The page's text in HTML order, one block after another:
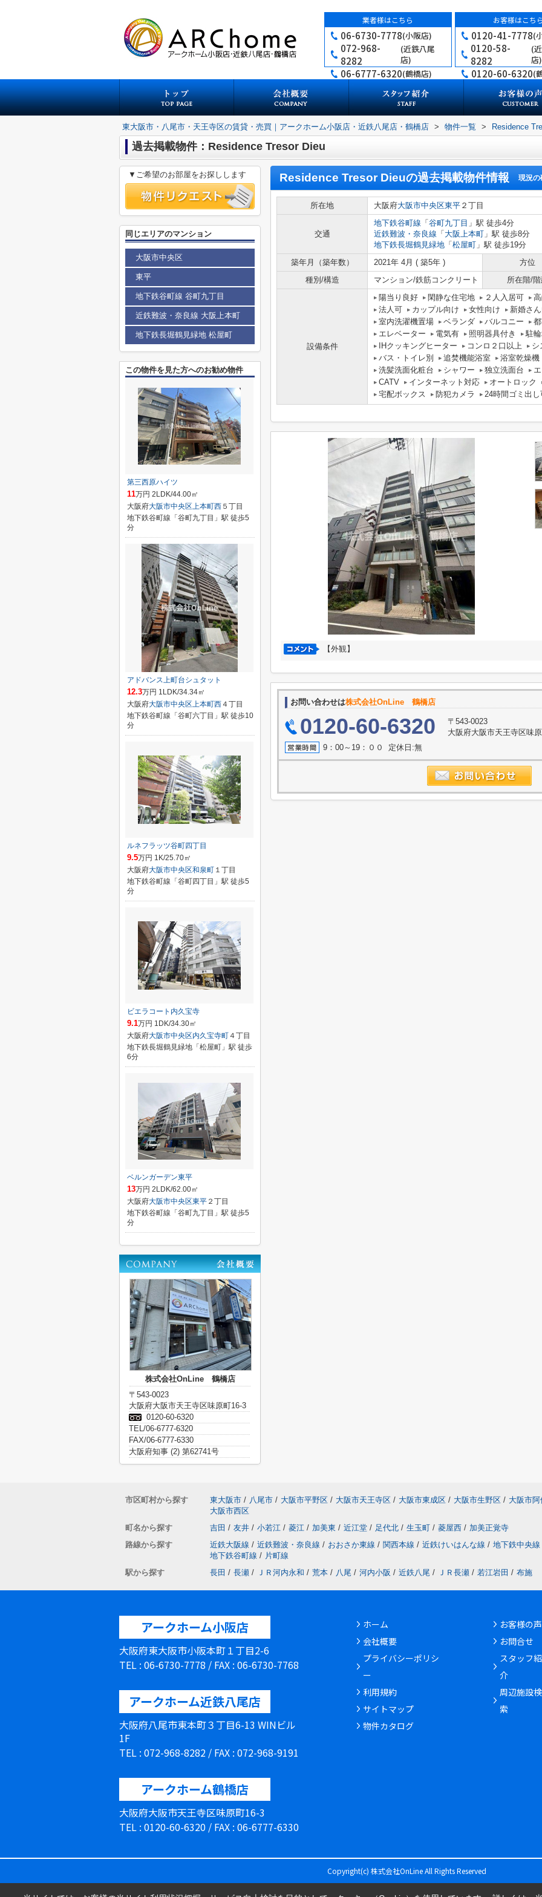
業者様はこちら
06-6730-7778(小阪店)
072-968-
8282
(近鉄八尾
店)
06-6777-6320(鶴橋店)
お客様はこち
0120-41-7778(
0120-58-
8282
(
店)
0120-60-6320(
東大阪市・八尾市・天王寺区の賃貸・売買｜アークホーム小阪店・近鉄八尾店・鶴橋店 > 物件一覧 > Residence
過去掲載物件：Residence Tresor Dieu
Residence Tresor Dieuの過去掲載物件情報 現況の
所在地 大阪府大阪市中央区東平 ２丁目
交通
地下鉄谷町線 「 谷町九丁目 」駅 徒歩4分
近鉄難波・奈良線 「 大阪上本町 」駅 徒歩8分
地下鉄長堀鶴見緑地 「 松屋町 」駅 徒歩19分
築年月（築年数）
2021年 4月 ( 築5年 )
方位
種別/構造
マンション/鉄筋コンクリート 所在階/
設備条件
陽当り良好 閑静な住宅地 ２人入居可
法人可
カップル向け 女性向け
新婚さ
室内洗濯機置場
ベランダ バルコニー
エレベーター
電気有 照明器具付き
駐
IHクッキングヒーター
コンロ２口以上
シ
バス・トイレ別
追焚機能浴室
浴室乾燥機
洗髪洗面化粧台
シャワー 独立洗面台
CATV
インターネット対応
オートロック
宅配ボックス
防犯カメラ 24時間ゴミ出し
【外観】
お問い合わせは株式会社OnLine 鶴橋店
0120-60-6320
〒543-0023
大阪府大阪市天王寺区味
9：00～19：００ 定休日:無
▼ご希望のお部屋をお探しします
同じエリアのマンション
大阪市中央区
東平
地下鉄谷町線 谷町九丁目
近鉄難波・奈良線 大阪上本町
地下鉄長堀鶴見緑地 松屋町
この物件を見た方へのお勧め物件
第三西原ハイツ
11万円 2LDK/44.00㎡
大阪府大阪市中央区上本町西 ５丁目
地下鉄谷町線「谷町九丁目」駅 徒歩5
分
アドバンス上町台シュタット
12.3万円 1LDK/34.34㎡
大阪府大阪市中央区上本町西４丁目
地下鉄谷町線「谷町六丁目」駅 徒歩10
分
ルネフラッツ谷町四丁目
9.5万円 1K/25.70㎡
大阪府大阪市中央区和泉町 １丁目
地下鉄谷町線「谷町四丁目」駅 徒歩5
分
ビエラコート内久宝寺
9.1万円 1DK/34.30㎡
大阪府大阪市中央区内久宝寺町４丁目
地下鉄長堀鶴見緑地「松屋町」駅 徒歩
6分
ベルンガーデン東平
13万円 2LDK/62.00㎡
大阪府大阪市中央区東平 ２丁目
地下鉄谷町線「谷町九丁目」駅 徒歩5
分
株式会社OnLine 鶴橋店
〒543-0023
大阪府大阪市天王寺区味原町16-3
0120-60-6320
TEL/06-6777-6320
FAX/06-6777-6330
大阪府知事 (2) 第62741号
市区町村から探す 東大阪市 / 八尾市 / 大阪市平野区 / 大阪市天王寺区 / 大阪市東成区 / 大阪市生野区 / 大阪市
大阪市西区
町名から探す
吉田 / 友井 / 小若江 / 菱江 / 加美東 / 近江堂 / 足代北 / 生玉町 / 菱屋西 / 加美正覚寺
路線から探す
近鉄大阪線 / 近鉄難波・奈良線 / おおさか東線 / 関西本線 / 近鉄けいはんな線 / 地下鉄中央線
地下鉄谷町線 / 片町線
駅から探す
長田 / 長瀬 / ＪＲ河内永和 / 荒本 / 八尾 / 河内小阪 / 近鉄八尾 / ＪＲ長瀬 / 若江岩田 / 布施
アークホーム小阪店
大阪府東大阪市小阪本町１丁目2-6
TEL : 06-6730-7778 / FAX : 06-6730-7768
アークホーム近鉄八尾店
大阪府八尾市東本町３丁目6-13 WINビル
1F
TEL : 072-968-8282 / FAX : 072-968-9191
アークホーム鶴橋店
大阪府大阪市天王寺区味原町16-3
TEL : 0120-60-6320 / FAX : 06-6777-6330
ホーム
会社概要
プライバシーポリシ
ー
利用規約
サイトマップ
物件カタログ
お客様の声
お問合せ
スタッフ紹
介
周辺施設検
索
Copyright(c) 株式会社OnLine All Rights Reserved